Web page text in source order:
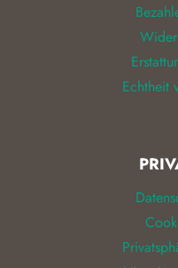
Echtheit